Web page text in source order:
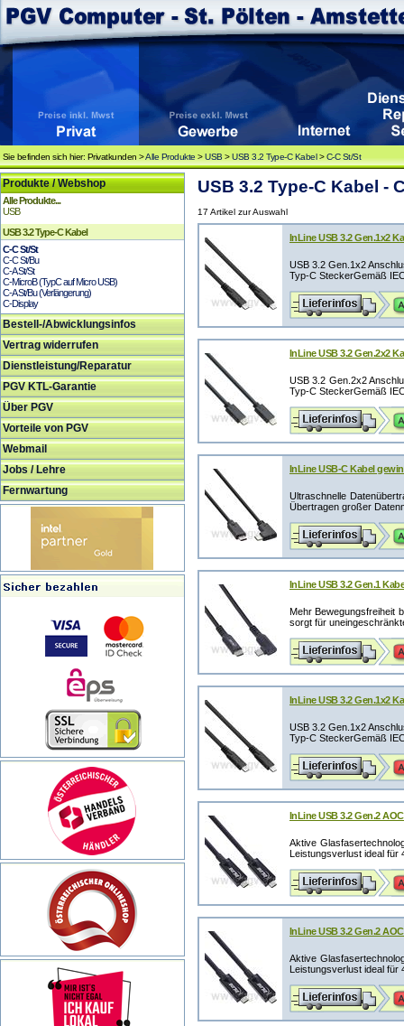
Sie befinden sich hier: Privatkunden >Alle Produkte >USB >USB 3.2 Type-C Kabel>C-C St/St
Produkte / Webshop
Alle Produkte...
USB
USB 3.2 Type-C Kabel
C-C St/St
C-C St/Bu
C-A St/St
C-MicroB (TypC auf Micro USB)
C-A St/Bu (Verlängerung)
C-Display
Bestell-/Abwicklungsinfos
Vertrag widerrufen
Dienstleistung/Reparatur
PGV KTL-Garantie
Über PGV
Vorteile von PGV
Webmail
Jobs / Lehre
Fernwartung
USB 3.2 Type-C Kabel -
17 Artikel zur Auswahl
InLine USB 3.2 Gen.1x2
USB 3.2 Gen.1x2
Typ-C SteckerGemäß
InLine USB 3.2 Gen.2x2
USB 3.2 Gen.2x2
Typ-C SteckerGemäß
InLine USB-C Kabel
Ultraschnelle
Übertragen großer
InLine USB 3.2 Gen.1
Mehr Bewegungsfreiheit
sorgt für
InLine USB 3.2 Gen.1x2
USB 3.2 Gen.1x2
Typ-C SteckerGemäß
InLine USB 3.2 Gen.2
Aktive
Leistungsverlust ideal für
InLine USB 3.2 Gen.2
Aktive
Leistungsverlust ideal für